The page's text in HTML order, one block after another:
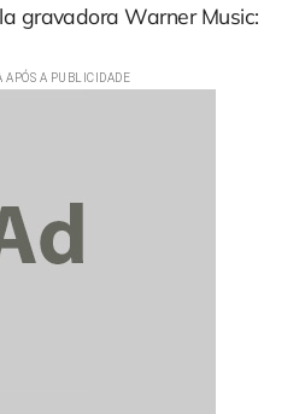
gravadora Warner Music: